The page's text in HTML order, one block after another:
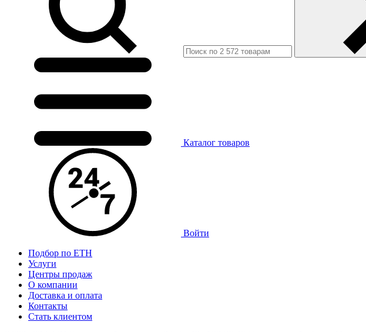
Каталог товаров
Войти
Подбор по ЕТН
Услуги
Центры продаж
О компании
Доставка и оплата
Контакты
Стать клиентом